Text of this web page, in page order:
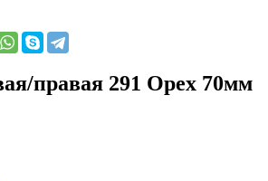
правая 291 Орех 70мм